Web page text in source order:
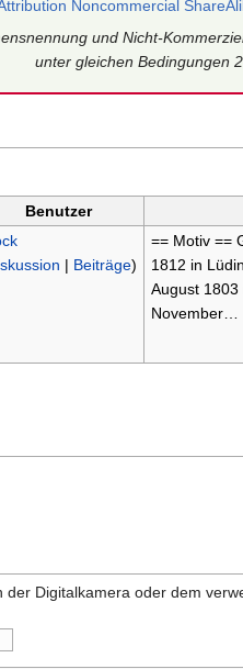
Noncommercial
und Nicht-
unter gleichen Bedingungen
Benutzer
| Beiträge)
== Motiv ==
1812 in
August
November…
Digitalkamera oder dem